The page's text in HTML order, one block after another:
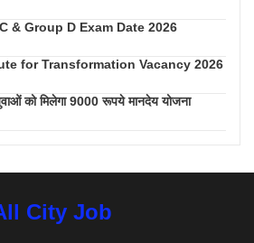
& Group D Exam Date 2026
for Transformation Vacancy 2026
को मिलेगा 9000 रूपये मानदेय योजना
City Job